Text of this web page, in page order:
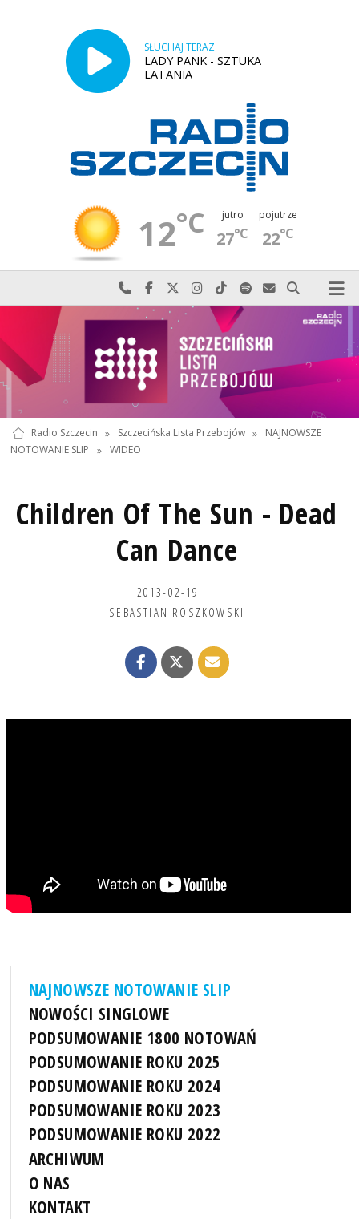
SŁUCHAJ TERAZ
LADY PANK - SZTUKA
LATANIA
12°C jutro
27°C
pojutrze
22°C
Najlepiej po prostu do nas zadzwoń
Odwiedź nas na Facebook-u
Odwiedź nas na X
Odwiedź nas na Instagram-ie
Odwiedź nas na TikTok-u
Szukaj nas na Spotify
Wyślij do nas
Szukaj
Radio Szczecin » Szczecińska Lista Przebojów »
NAJNOWSZE
NOTOWANIE SLIP
» WIDEO
Children Of The Sun - Dead
Can Dance
2013-02-19
SEBASTIAN ROSZKOWSKI
NAJNOWSZE NOTOWANIE SLIP
NOWOŚCI SINGLOWE
PODSUMOWANIE 1800 NOTOWAŃ
PODSUMOWANIE ROKU 2025
PODSUMOWANIE ROKU 2024
PODSUMOWANIE ROKU 2023
PODSUMOWANIE ROKU 2022
ARCHIWUM
O NAS
KONTAKT